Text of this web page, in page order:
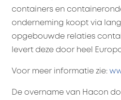
containers en
onderneming koopt via
opgebouwde relaties
levert deze door heel
Voor meer informatie zie:
De overname van Hacon